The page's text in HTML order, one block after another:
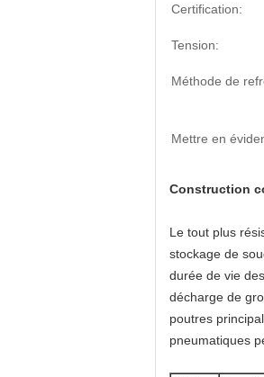
Certification:
Tension:
Méthode de
Mettre en
Construction
Le tout plus
stockage de
durée de vie
décharge de
poutres
pneumatiques